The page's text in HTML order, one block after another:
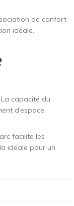
de confort
idéale.
capacité du
d’espace.
facilite les
idéale pour un